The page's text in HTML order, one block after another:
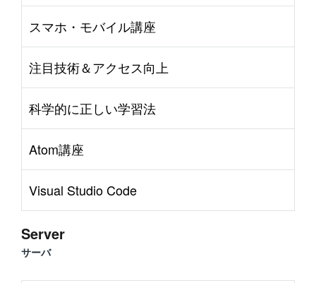
スマホ・モバイル講座
注目技術＆アクセス向上
科学的に正しい学習法
Atom講座
Visual Studio Code
Server
サーバ